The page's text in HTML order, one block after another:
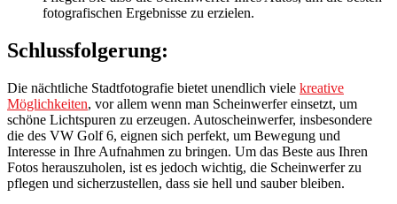
fotografischen Ergebnisse zu erzielen.
Schlussfolgerung:
Die nächtliche Stadtfotografie bietet unendlich viele kreative
Möglichkeiten, vor allem wenn man Scheinwerfer einsetzt, um
schöne Lichtspuren zu erzeugen. Autoscheinwerfer, insbesondere
die des VW Golf 6, eignen sich perfekt, um Bewegung und
Interesse in Ihre Aufnahmen zu bringen. Um das Beste aus Ihren
Fotos herauszuholen, ist es jedoch wichtig, die Scheinwerfer zu
pflegen und sicherzustellen, dass sie hell und sauber bleiben.